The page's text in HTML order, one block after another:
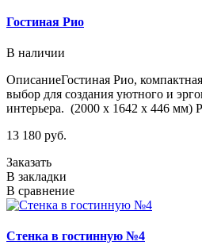
Гостиная Рио
В наличии
ОписаниеГостиная Рио,
выбор для создания уютного и
интерьера. (2000 х 1642 х 446
13 180 руб.
Заказать
В закладки
В сравнение
Стенка в гостинную №4